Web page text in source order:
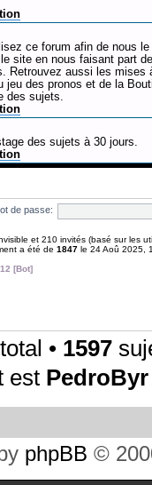
ce forum afin de nous le
site en nous faisant part
Retrouvez aussi les mises
jeu des pronos et de la
des sujets.
des sujets à 30 jours.
de passe:
et 210 invités (basé sur les
a été de 1847 le 24 Aoû 2025,
[Bot]
• 1597
est PedroByr
phpBB ©